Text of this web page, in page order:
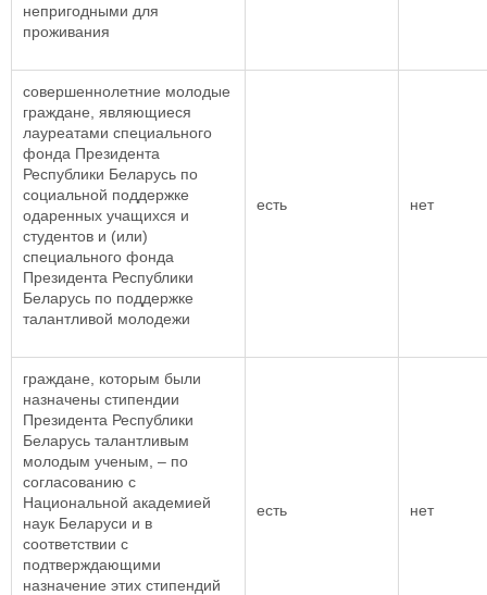
непригодными для
проживания
совершеннолетние молодые
граждане, являющиеся
лауреатами специального
фонда Президента
Республики Беларусь по
социальной поддержке
одаренных учащихся и
студентов и (или)
специального фонда
Президента Республики
Беларусь по поддержке
талантливой молодежи
есть нет
граждане, которым были
назначены стипендии
Президента Республики
Беларусь талантливым
молодым ученым, – по
согласованию с
Национальной академией
наук Беларуси и в
соответствии с
подтверждающими
назначение этих стипендий
есть нет